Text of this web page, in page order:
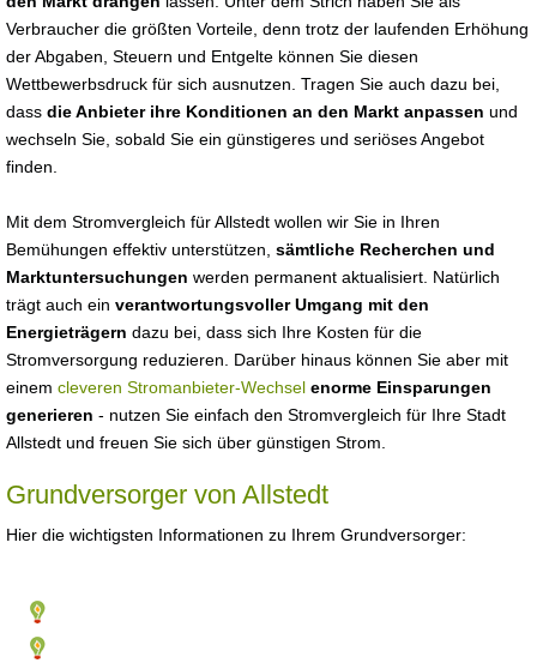
Verbraucher die größten Vorteile, denn trotz der laufenden Erhöhung
der Abgaben, Steuern und Entgelte können Sie diesen
Wettbewerbsdruck für sich ausnutzen. Tragen Sie auch dazu bei,
dass die Anbieter ihre Konditionen an den Markt anpassen und
wechseln Sie, sobald Sie ein günstigeres und seriöses Angebot
finden.
Mit dem Stromvergleich für Allstedt wollen wir Sie in Ihren
Bemühungen effektiv unterstützen, sämtliche Recherchen und
Marktuntersuchungen werden permanent aktualisiert. Natürlich
trägt auch ein verantwortungsvoller Umgang mit den
Energieträgern dazu bei, dass sich Ihre Kosten für die
Stromversorgung reduzieren. Darüber hinaus können Sie aber mit
einem cleveren Stromanbieter-Wechsel enorme Einsparungen
generieren - nutzen Sie einfach den Stromvergleich für Ihre Stadt
Allstedt und freuen Sie sich über günstigen Strom.
Grundversorger von Allstedt
Hier die wichtigsten Informationen zu Ihrem Grundversorger: